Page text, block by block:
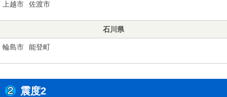
上越市 佐渡市
石川県
輪島市 能登町
震度2